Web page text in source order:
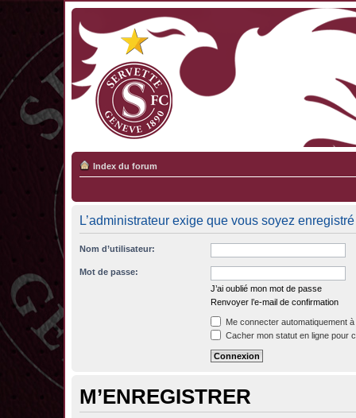
Index du forum
L’administrateur exige que vous soyez
Nom d’utilisateur:
Mot de passe:
J’ai oublié mon mot de passe
Renvoyer l’e-mail de confirmation
Me connecter automatiquement
Cacher mon statut en ligne pour
M’ENREGISTRER